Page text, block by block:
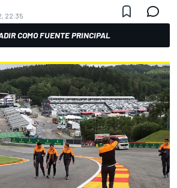
22:35
COMO FUENTE PRINCIPAL